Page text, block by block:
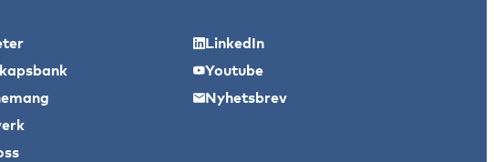
LinkedIn
Youtube
Nyhetsbrev